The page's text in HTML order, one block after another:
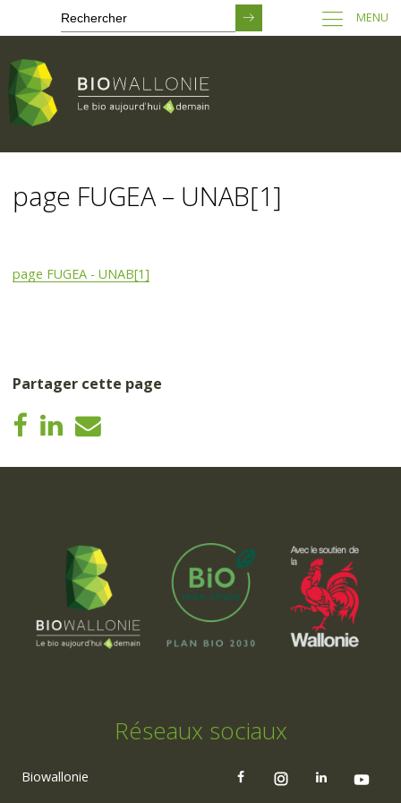
contenu
principal
MENU
page FUGEA – UNAB[1]
page FUGEA - UNAB[1]
Partager cette page
Réseaux sociaux
Biowallonie